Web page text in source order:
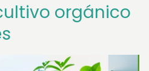
orgánico